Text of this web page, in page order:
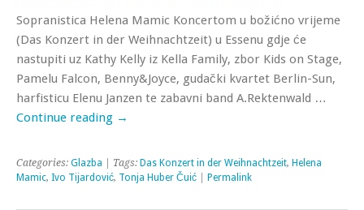
Sopranistica Helena Mamic Koncertom u božićno vrijeme
(Das Konzert in der Weihnachtzeit) u Essenu gdje će
nastupiti uz Kathy Kelly iz Kella Family, zbor Kids on Stage,
Pamelu Falcon, Benny&Joyce, gudački kvartet Berlin-Sun,
harfisticu Elenu Janzen te zabavni band A.Rektenwald …
Continue reading →
Categories: Glazba | Tags: Das Konzert in der Weihnachtzeit, Helena
Mamic, Ivo Tijardović, Tonja Huber Čuić Permalink